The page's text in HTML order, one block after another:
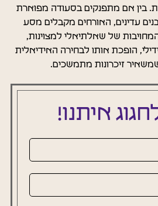
בין אם מתפנקים בסעודה מפוארת
עדינים, האורחים מקבלים מסע
של שאלתיאלי למצוינות,
הופכת אותו לבחירה האידיאלית
זיכרונות מתמשכים.
איתנו!